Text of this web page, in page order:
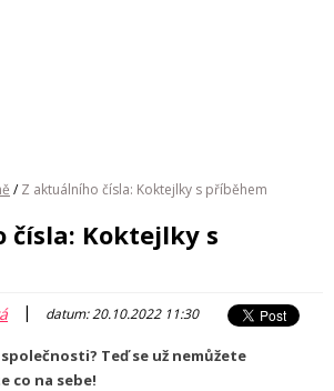
/ Z aktuálního čísla: Koktejlky s příběhem
čísla: Koktejlky s
| datum: 20.10.2022 11:30
Teď se už nemůžete
co na sebe!